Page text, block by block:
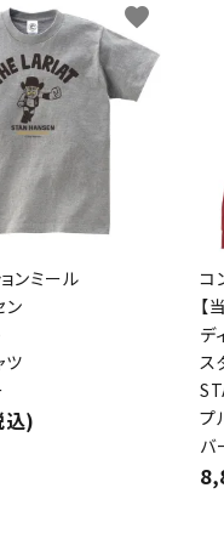
ンミール
ン
ツ
)
favorite
コ
【
デ
ス
プ
バ
カテゴリー